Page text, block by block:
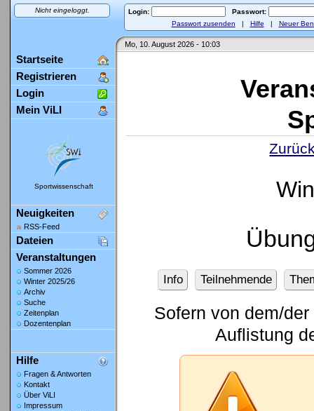
Nicht eingeloggt. Login:
Passwort:
Passwort zusenden | Hilfe | Neuer
Mo, 10. August 2026 - 10:03
Startseite
Registrieren
Login
Mein ViLI
Sportwissenschaft
Neuigkeiten
RSS-Feed
Dateien
Veranstaltungen
Sommer 2026
Winter 2025/26
Archiv
Suche
Zeitenplan
Dozentenplan
Hilfe
Fragen & Antworten
Kontakt
Über ViLI
Impressum
Info Teilnehmende
Sofern von dem/
Auflistung